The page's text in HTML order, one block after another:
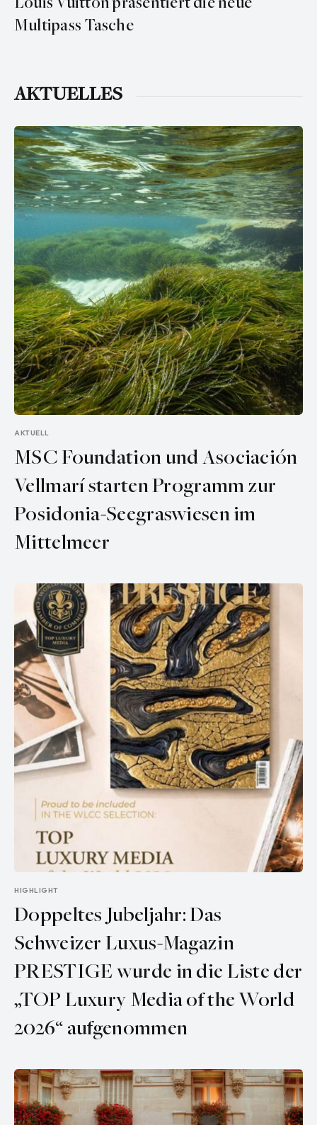
Louis Vuitton präsentiert die neue
Multipass Tasche
AKTUELLES
AKTUELL
MSC Foundation und Asociación
Vellmarí starten Programm zur
Posidonia-Seegraswiesen im
Mittelmeer
HIGHLIGHT
Doppeltes Jubeljahr: Das
Schweizer Luxus-Magazin
PRESTIGE wurde in die Liste der
„TOP Luxury Media of the World
2026“ aufgenommen